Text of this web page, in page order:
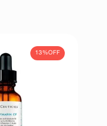
13%OFF